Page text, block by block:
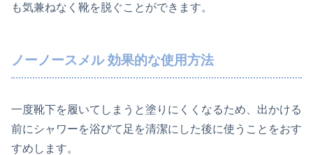
も気兼ねなく靴を脱ぐことができます。
ノーノースメル 効果的な使用方法
一度靴下を履いてしまうと塗りにくくなるため、出かける
前にシャワーを浴びて足を清潔にした後に使うことをおす
すめします。